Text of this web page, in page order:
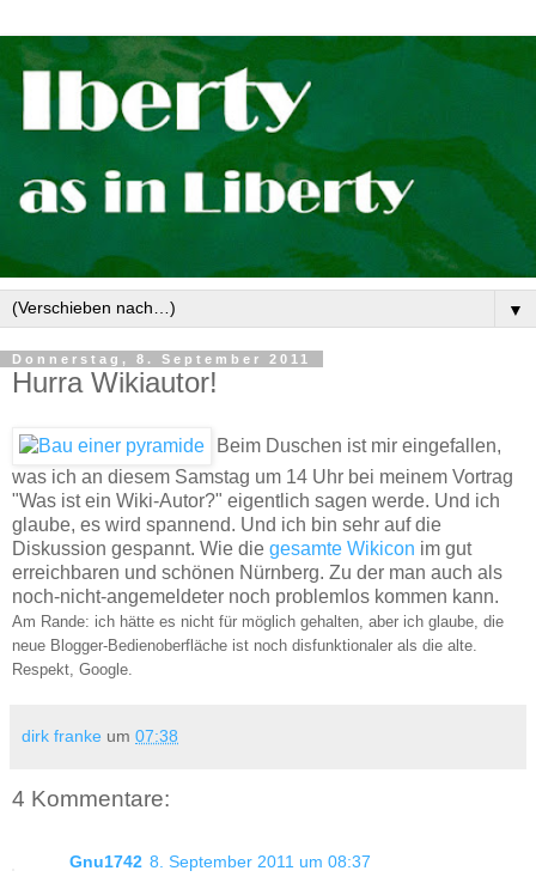
▼
Donnerstag, 8. September 2011
Hurra Wikiautor!
Beim Duschen ist mir eingefallen,
was ich an diesem Samstag um 14 Uhr bei meinem Vortrag
"Was ist ein Wiki-Autor?" eigentlich sagen werde. Und ich
glaube, es wird spannend. Und ich bin sehr auf die
Diskussion gespannt. Wie die gesamte Wikicon im gut
erreichbaren und schönen Nürnberg. Zu der man auch als
noch-nicht-angemeldeter noch problemlos kommen kann.
Am Rande: ich hätte es nicht für möglich gehalten, aber ich glaube, die
neue Blogger-Bedienoberfläche ist noch disfunktionaler als die alte.
Respekt, Google.
dirk franke um 07:38
4 Kommentare:
Gnu1742 8. September 2011 um 08:37